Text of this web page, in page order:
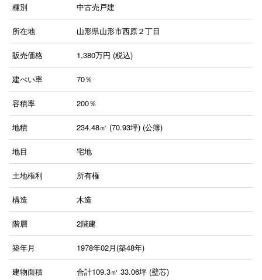
種別 中古売戸建
所在地 山形県山形市西原２丁目
販売価格 1,380万円 (税込)
建ぺい率 70％
容積率 200％
地積 234.48㎡ (70.93坪) (公簿)
地目 宅地
土地権利 所有権
構造 木造
階層 2階建
築年月 1978年02月(築48年)
建物面積 合計109.3㎡ 33.06坪 (壁芯)